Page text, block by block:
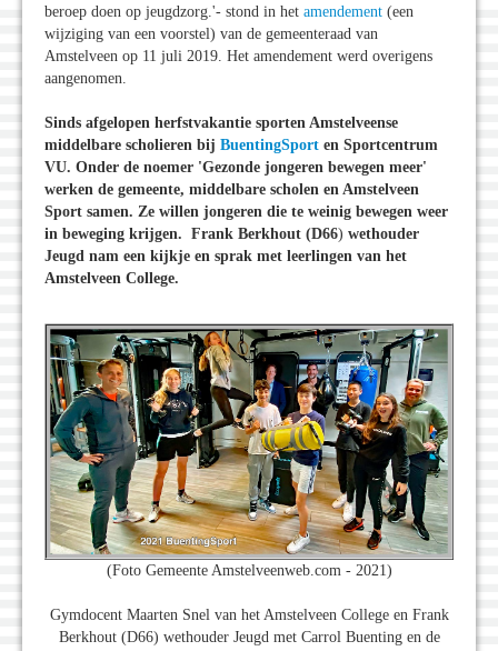
beroep doen op jeugdzorg.'- stond in het amendement (een
wijziging van een voorstel) van de gemeenteraad van
Amstelveen op 11 juli 2019. Het amendement werd overigens
aangenomen.
Sinds afgelopen herfstvakantie sporten Amstelveense
middelbare scholieren bij BuentingSport en Sportcentrum
VU. Onder de noemer 'Gezonde jongeren bewegen meer'
werken de gemeente, middelbare scholen en Amstelveen
Sport samen. Ze willen jongeren die te weinig bewegen weer
in beweging krijgen. Frank Berkhout (D66) wethouder
Jeugd nam een kijkje en sprak met leerlingen van het
Amstelveen College.
(Foto Gemeente Amstelveenweb.com - 2021)
Gymdocent Maarten Snel van het Amstelveen College en Frank
Berkhout (D66) wethouder Jeugd met Carrol Buenting en de